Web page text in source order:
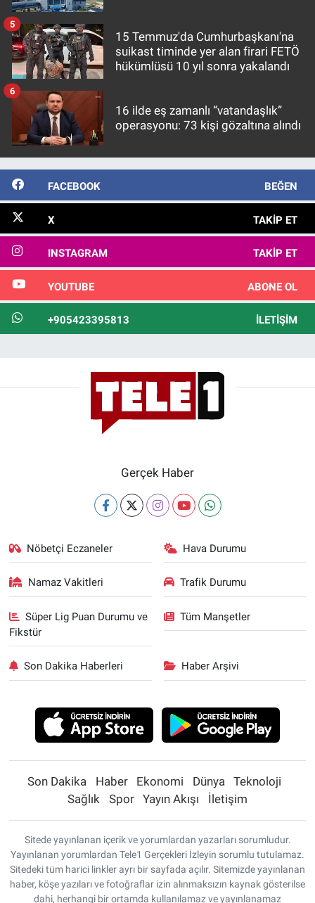
15 Temmuz'da Cumhurbaşkanı'na
suikast timinde yer alan firari FETÖ
hükümlüsü 10 yıl sonra yakalandı
5
16 ilde eş zamanlı “vatandaşlık”
operasyonu: 73 kişi gözaltına alındı
6
FACEBOOK BEĞEN
X TAKIP ET
INSTAGRAM TAKIP ET
YOUTUBE ABONE OL
+905423395813 İLETIŞIM
Gerçek Haber
Nöbetçi Eczaneler Hava Durumu
Namaz Vakitleri Trafik Durumu
Süper Lig Puan Durumu ve
Fikstür
Tüm Manşetler
Son Dakika Haberleri Haber Arşivi
Son Dakika Haber Ekonomi Dünya
Teknoloji
Sağlık
Spor Yayın Akışı İletişim
Sitede yayınlanan içerik ve yorumlardan yazarları sorumludur.
Yayınlanan yorumlardan Tele1 Gerçekleri İzleyin sorumlu tutulamaz.
Sitedeki tüm harici linkler ayrı bir sayfada açılır. Sitemizde yayınlanan
haber, köşe yazıları ve fotoğraflar izin alınmaksızın kaynak gösterilse
dahi, herhangi bir ortamda kullanılamaz ve yayınlanamaz